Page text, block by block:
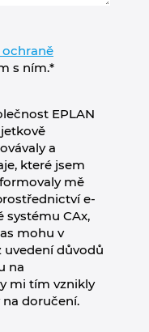
ochraně
s ním.*
EPLAN
a
které jsem
mě
e-
systému CAx,
mohu v
důvodů
na
mi tím vznikly
na doručení.